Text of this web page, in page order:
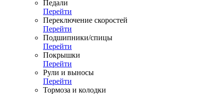
Педали
Перейти
Переключение скоростей
Перейти
Подшипники/спицы
Перейти
Покрышки
Перейти
Рули и выносы
Перейти
Тормоза и колодки